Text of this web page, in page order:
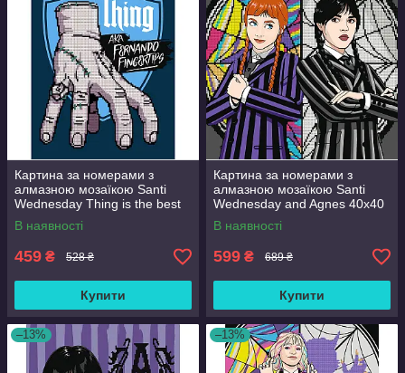
Картина за номерами з
алмазною мозаїкою Santi
Wednesday Thing is the best
friend 30x40 см Різнобарвний
(954980)
В наявності
459 ₴ 528 ₴
Купити
Картина за номерами з
алмазною мозаїкою Santi
Wednesday and Agnes 40x40
см Різнобарвний (954947)
В наявності
599 ₴ 689 ₴
Купити
–13% –13%